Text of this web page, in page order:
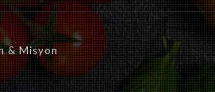
& Misyon